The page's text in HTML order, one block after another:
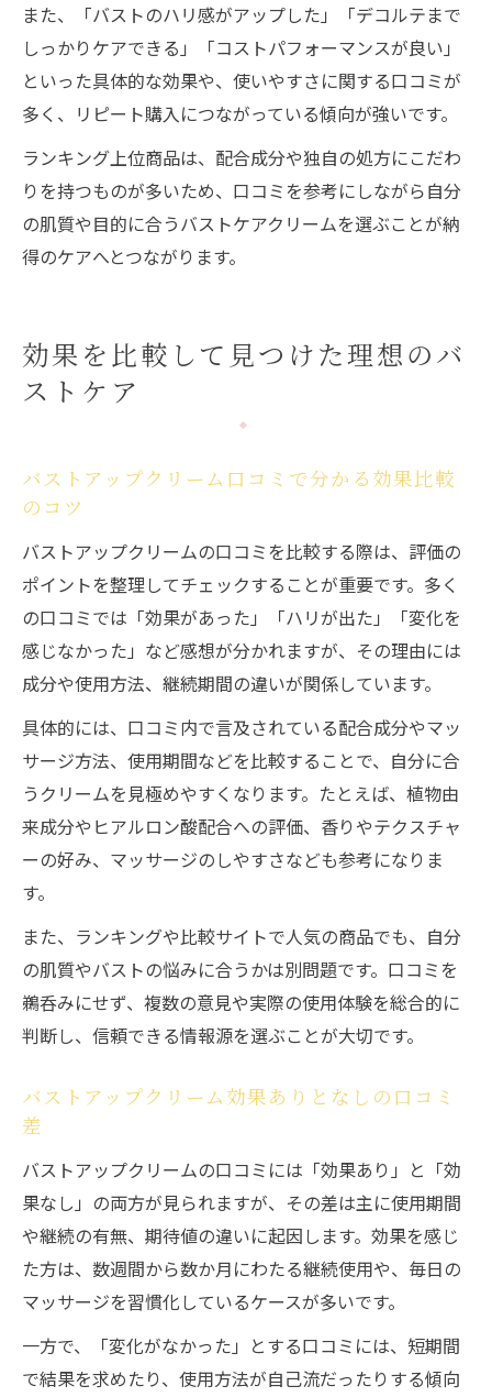
また、「バストのハリ感がアップした」「デコルテまで
しっかりケアできる」「コストパフォーマンスが良い」
といった具体的な効果や、使いやすさに関する口コミが
多く、リピート購入につながっている傾向が強いです。
ランキング上位商品は、配合成分や独自の処方にこだわ
りを持つものが多いため、口コミを参考にしながら自分
の肌質や目的に合うバストケアクリームを選ぶことが納
得のケアへとつながります。
効果を比較して見つけた理想のバ
ストケア
バストアップクリーム口コミで分かる効果比較
のコツ
バストアップクリームの口コミを比較する際は、評価の
ポイントを整理してチェックすることが重要です。多く
の口コミでは「効果があった」「ハリが出た」「変化を
感じなかった」など感想が分かれますが、その理由には
成分や使用方法、継続期間の違いが関係しています。
具体的には、口コミ内で言及されている配合成分やマッ
サージ方法、使用期間などを比較することで、自分に合
うクリームを見極めやすくなります。たとえば、植物由
来成分やヒアルロン酸配合への評価、香りやテクスチャ
ーの好み、マッサージのしやすさなども参考になりま
す。
また、ランキングや比較サイトで人気の商品でも、自分
の肌質やバストの悩みに合うかは別問題です。口コミを
鵜呑みにせず、複数の意見や実際の使用体験を総合的に
判断し、信頼できる情報源を選ぶことが大切です。
バストアップクリーム効果ありとなしの口コミ
差
バストアップクリームの口コミには「効果あり」と「効
果なし」の両方が見られますが、その差は主に使用期間
や継続の有無、期待値の違いに起因します。効果を感じ
た方は、数週間から数か月にわたる継続使用や、毎日の
マッサージを習慣化しているケースが多いです。
一方で、「変化がなかった」とする口コミには、短期間
で結果を求めたり、使用方法が自己流だったりする傾向